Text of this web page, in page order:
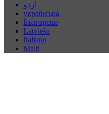
اردو
українська
Български
Latviešu
Italiano
Malti